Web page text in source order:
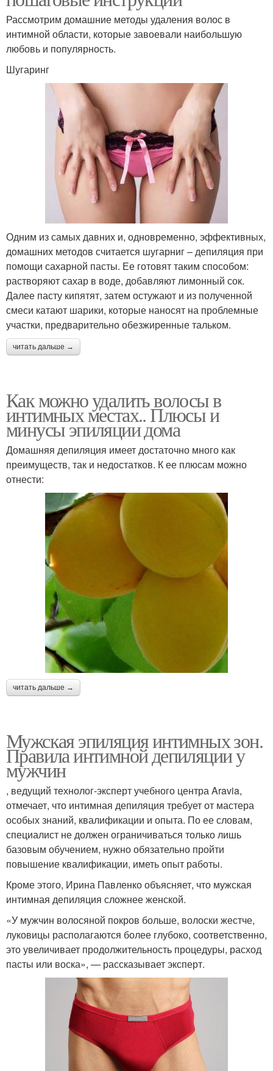
Рассмотрим домашние методы удаления волос в
интимной области, которые завоевали наибольшую
любовь и популярность.
Шугаринг
Одним из самых давних и, одновременно, эффективных,
домашних методов считается шугарниг – депиляция при
помощи сахарной пасты. Ее готовят таким способом:
растворяют сахар в воде, добавляют лимонный сок.
Далее пасту кипятят, затем остужают и из полученной
смеси катают шарики, которые наносят на проблемные
участки, предварительно обезжиренные тальком.
читать дальше →
Как можно удалить волосы в
интимных местах.. Плюсы и
минусы эпиляции дома
Домашняя депиляция имеет достаточно много как
преимуществ, так и недостатков. К ее плюсам можно
отнести:
читать дальше →
Мужская эпиляция интимных зон.
Правила интимной депиляции у
мужчин
, ведущий технолог-эксперт учебного центра Aravia,
отмечает, что интимная депиляция требует от мастера
особых знаний, квалификации и опыта. По ее словам,
специалист не должен ограничиваться только лишь
базовым обучением, нужно обязательно пройти
повышение квалификации, иметь опыт работы.
Кроме этого, Ирина Павленко объясняет, что мужская
интимная депиляция сложнее женской.
«У мужчин волосяной покров больше, волоски жестче,
луковицы располагаются более глубоко, соответственно,
это увеличивает продолжительность процедуры, расход
пасты или воска», — рассказывает эксперт.